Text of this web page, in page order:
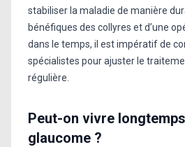
stabiliser la maladie de manière
bénéfiques des collyres et d’une
dans le temps, il est impératif de
spécialistes pour ajuster le
régulière.
Peut-on vivre
glaucome ?